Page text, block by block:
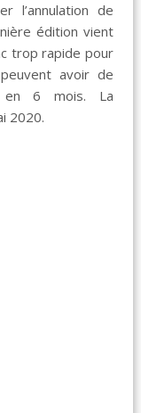
l’annulation de
édition vient
trop rapide pour
avoir de
en 6 mois. La
2020.